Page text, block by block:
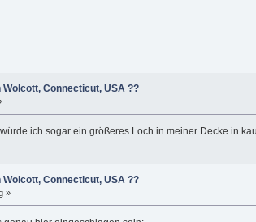
Connecticut, USA ??
ich sogar ein größeres Loch in meiner Decke in
Connecticut, USA ??
»